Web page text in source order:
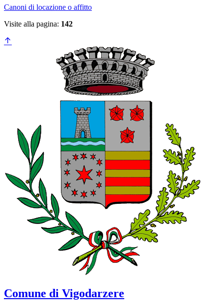
Canoni di locazione o affitto
Visite alla pagina: 142
Comune di Vigodarzere